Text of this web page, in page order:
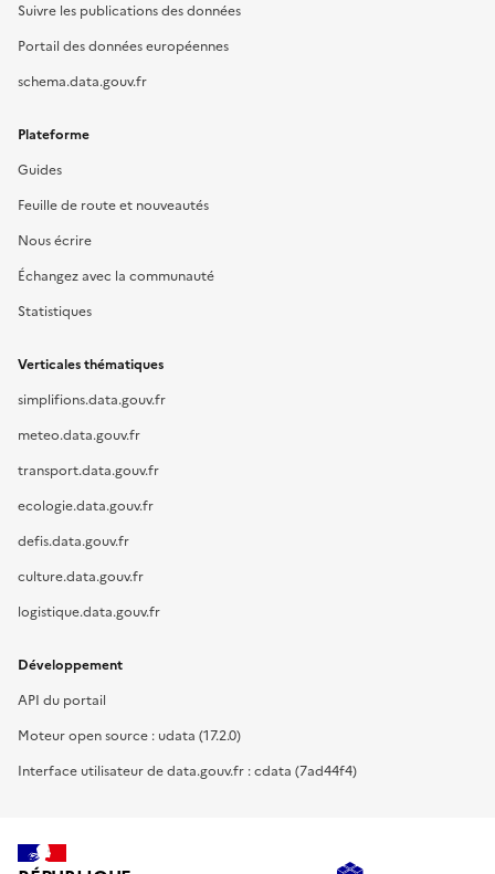
Suivre les publications des données
Portail des données européennes
schema.data.gouv.fr
Plateforme
Guides
Feuille de route et nouveautés
Nous écrire
Échangez avec la communauté
Statistiques
Verticales thématiques
simplifions.data.gouv.fr
meteo.data.gouv.fr
transport.data.gouv.fr
ecologie.data.gouv.fr
defis.data.gouv.fr
culture.data.gouv.fr
logistique.data.gouv.fr
Développement
API du portail
Moteur open source : udata (17.2.0)
Interface utilisateur de data.gouv.fr : cdata (7ad44f4)